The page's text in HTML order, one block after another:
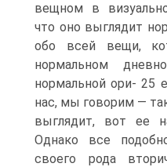
вещном в
что оно выглядит
обо всей вещи,
нормальном
нормальной ори- 25
нас, мы говорим —
выглядит, вот ее
Однако все
своего рода